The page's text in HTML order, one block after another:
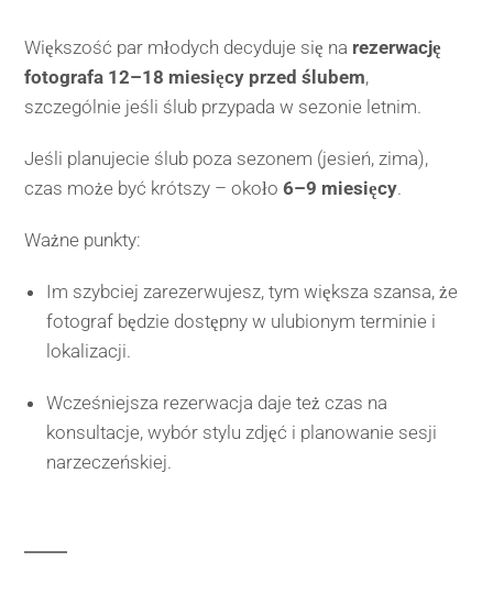
Większość par młodych decyduje się na rezerwację
fotografa 12–18 miesięcy przed ślubem,
szczególnie jeśli ślub przypada w sezonie letnim.
Jeśli planujecie ślub poza sezonem (jesień, zima),
czas może być krótszy – około6–9 miesięcy.
Ważne punkty:
Im szybciej zarezerwujesz, tym większa szansa, że
fotograf będzie dostępny w ulubionym terminie i
lokalizacji.
Wcześniejsza rezerwacja daje też czas na
konsultacje, wybór stylu zdjęć i planowanie sesji
narzeczeńskiej.